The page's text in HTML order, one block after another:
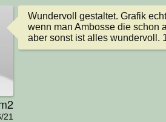
21
Wundervoll gestaltet. Grafik
wenn man Ambosse die schon
aber sonst ist alles wundervoll.